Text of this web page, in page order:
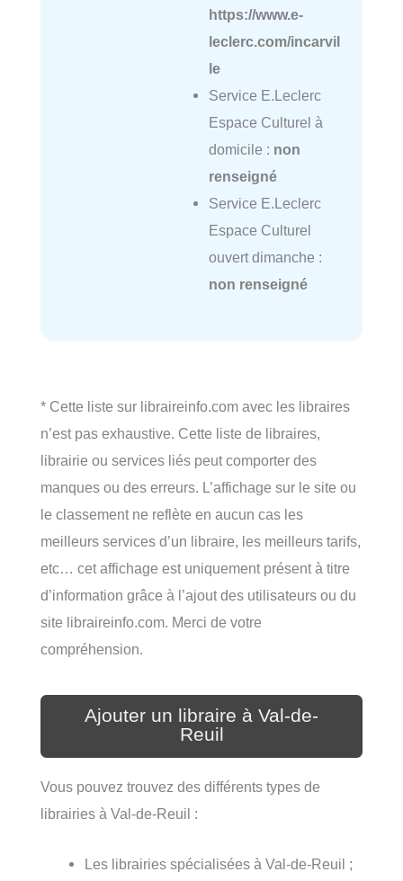
https://www.e-
leclerc.com/incarvil
le
Service E.Leclerc
Espace Culturel à
domicile : non
renseigné
Service E.Leclerc
Espace Culturel
ouvert dimanche :
non renseigné
* Cette liste sur libraireinfo.com avec les libraires
n’est pas exhaustive. Cette liste de libraires,
librairie ou services liés peut comporter des
manques ou des erreurs. L’affichage sur le site ou
le classement ne reflète en aucun cas les
meilleurs services d’un libraire, les meilleurs tarifs,
etc… cet affichage est uniquement présent à titre
d’information grâce à l’ajout des utilisateurs ou du
site libraireinfo.com. Merci de votre
compréhension.
Ajouter un libraire à Val-de-
Reuil
Vous pouvez trouvez des différents types de
librairies à Val-de-Reuil :
Les librairies spécialisées à Val-de-Reuil ;